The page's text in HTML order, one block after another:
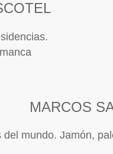
MARCOS
mundo. Jamón,